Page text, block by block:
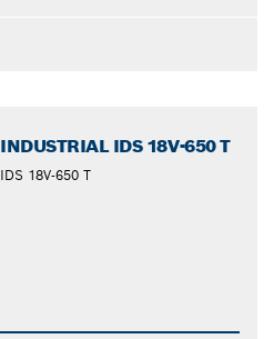
INDUSTRIAL IDS 18V-650 T
IDS 18V-650 T